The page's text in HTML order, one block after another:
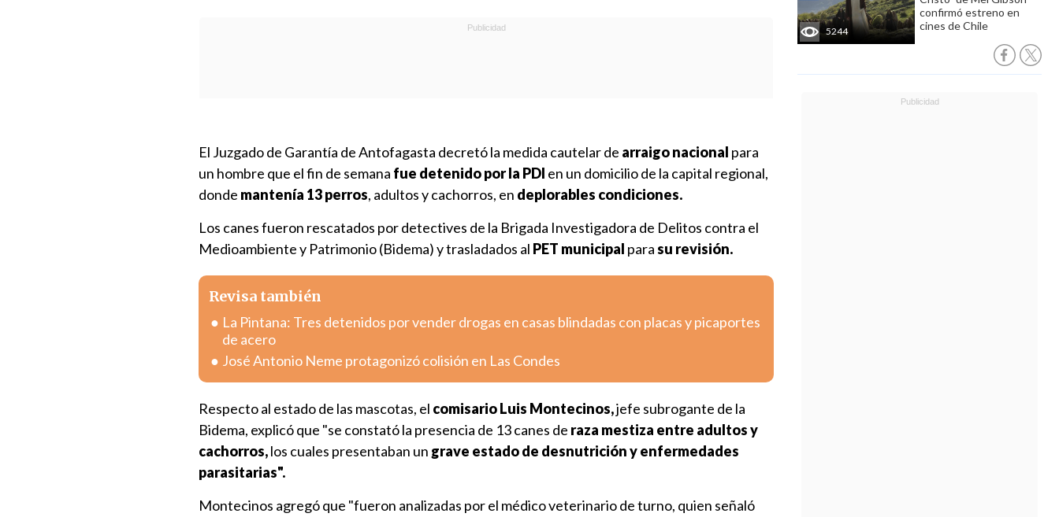
5244
confirmó estreno en
cines de Chile
El Juzgado de Garantía de Antofagasta decretó la medida cautelar de arraigo nacional para
un hombre que el fin de semana fue detenido por la PDI en un domicilio de la capital regional,
donde mantenía 13 perros, adultos y cachorros, en deplorables condiciones.
Los canes fueron rescatados por detectives de la Brigada Investigadora de Delitos contra el
Medioambiente y Patrimonio (Bidema) y trasladados al PET municipal parasu revisión.
Revisa también
La Pintana: Tres detenidos por vender drogas en casas blindadas con placas y picaportes
de acero
José Antonio Neme protagonizó colisión en Las Condes
Respecto al estado de las mascotas, el comisario Luis Montecinos,jefe subrogante de la
Bidema, explicó que "se constató la presencia de 13 canes de raza mestiza entre adultos y
cachorros,los cuales presentaban un grave estado de desnutrición y enfermedades
parasitarias".
Montecinos agregó que "fueron analizadas por el médico veterinario de turno, quien señaló